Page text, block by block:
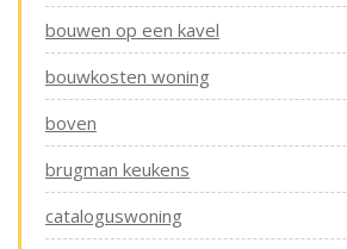
bouwen op een kavel
bouwkosten woning
boven
brugman keukens
cataloguswoning